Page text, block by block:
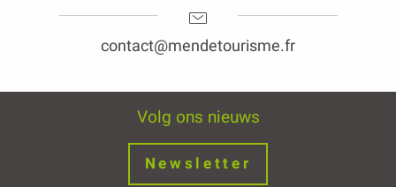
contact@mendetourisme.fr
Volg ons nieuws
Newsletter